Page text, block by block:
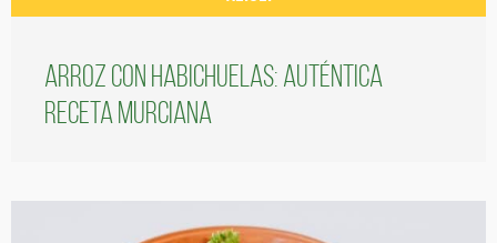
Arroz con habichuelas: auténtica
receta murciana